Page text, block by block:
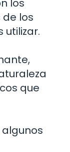
los
los
utilizar.
que